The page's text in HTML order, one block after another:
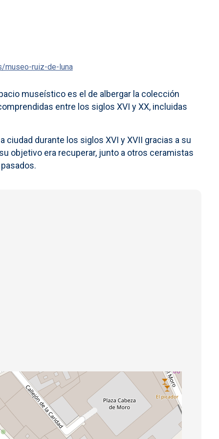
museo-ruiz-de-luna
museístico es el de albergar la colección
entre los siglos XVI y XX, incluidas
durante los siglos XVI y XVII gracias a su
objetivo era recuperar, junto a otros ceramistas